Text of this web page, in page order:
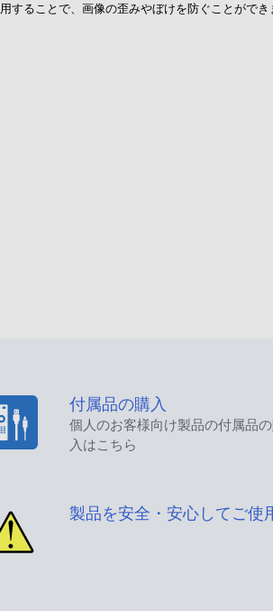
することで、画像の歪みやぼけを防ぐことができ
付属品の購入
個人のお客様向け製品の付属品
入はこちら
製品を安全・安心してご使